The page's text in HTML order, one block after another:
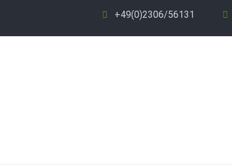
+49(0)2306/56131